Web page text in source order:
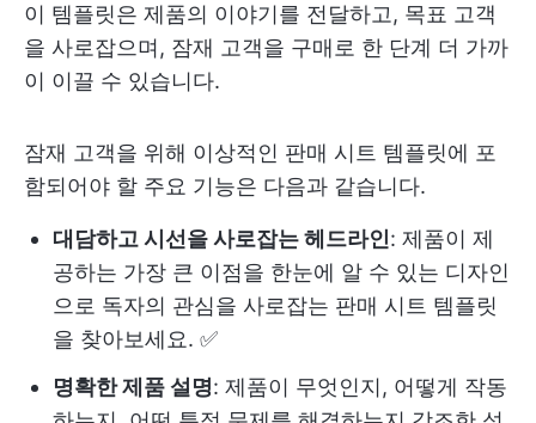
이 템플릿은 제품의 이야기를 전달하고, 목표 고객
을 사로잡으며, 잠재 고객을 구매로 한 단계 더 가까
이 이끌 수 있습니다.
잠재 고객을 위해 이상적인 판매 시트 템플릿에 포
함되어야 할 주요 기능은 다음과 같습니다.
대담하고 시선을 사로잡는 헤드라인: 제품이 제
공하는 가장 큰 이점을 한눈에 알 수 있는 디자인
으로 독자의 관심을 사로잡는 판매 시트 템플릿
을 찾아보세요. ✅
명확한 제품 설명: 제품이 무엇인지, 어떻게 작동